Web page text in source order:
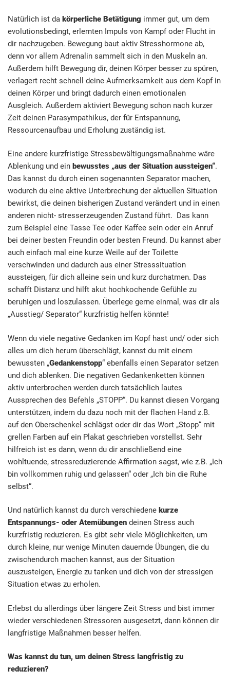
Natürlich ist da körperliche Betätigung immer gut, um dem
evolutionsbedingt, erlernten Impuls von Kampf oder Flucht in
dir nachzugeben. Bewegung baut aktiv Stresshormone ab,
denn vor allem Adrenalin sammelt sich in den Muskeln an.
Außerdem hilft Bewegung dir, deinen Körper besser zu spüren,
verlagert recht schnell deine Aufmerksamkeit aus dem Kopf in
deinen Körper und bringt dadurch einen emotionalen
Ausgleich. Außerdem aktiviert Bewegung schon nach kurzer
Zeit deinen Parasympathikus, der für Entspannung,
Ressourcenaufbau und Erholung zuständig ist.
Eine andere kurzfristige Stressbewältigungsmaßnahme wäre
Ablenkung und ein bewusstes „aus der Situation aussteigen“.
Das kannst du durch einen sogenannten Separator machen,
wodurch du eine aktive Unterbrechung der aktuellen Situation
bewirkst, die deinen bisherigen Zustand verändert und in einen
anderen nicht- stresserzeugenden Zustand führt. Das kann
zum Beispiel eine Tasse Tee oder Kaffee sein oder ein Anruf
bei deiner besten Freundin oder besten Freund. Du kannst aber
auch einfach mal eine kurze Weile auf der Toilette
verschwinden und dadurch aus einer Stresssituation
aussteigen, für dich alleine sein und kurz durchatmen. Das
schafft Distanz und hilft akut hochkochende Gefühle zu
beruhigen und loszulassen. Überlege gerne einmal, was dir als
„Ausstieg/ Separator“ kurzfristig helfen könnte!
Wenn du viele negative Gedanken im Kopf hast und/ oder sich
alles um dich herum überschlägt, kannst du mit einem
bewussten „Gedankenstopp“ ebenfalls einen Separator setzen
und dich ablenken. Die negativen Gedankenketten können
aktiv unterbrochen werden durch tatsächlich lautes
Aussprechen des Befehls „STOPP“. Du kannst diesen Vorgang
unterstützen, indem du dazu noch mit der flachen Hand z.B.
auf den Oberschenkel schlägst oder dir das Wort „Stopp“ mit
grellen Farben auf ein Plakat geschrieben vorstellst. Sehr
hilfreich ist es dann, wenn du dir anschließend eine
wohltuende, stressreduzierende Affirmation sagst, wie z.B. „Ich
bin vollkommen ruhig und gelassen“ oder „Ich bin die Ruhe
selbst“.
Und natürlich kannst du durch verschiedene kurze
Entspannungs- oder Atemübungen deinen Stress auch
kurzfristig reduzieren. Es gibt sehr viele Möglichkeiten, um
durch kleine, nur wenige Minuten dauernde Übungen, die du
zwischendurch machen kannst, aus der Situation
auszusteigen, Energie zu tanken und dich von der stressigen
Situation etwas zu erholen.
Erlebst du allerdings über längere Zeit Stress und bist immer
wieder verschiedenen Stressoren ausgesetzt, dann können dir
langfristige Maßnahmen besser helfen.
Was kannst du tun, um deinen Stress langfristig zu
reduzieren?